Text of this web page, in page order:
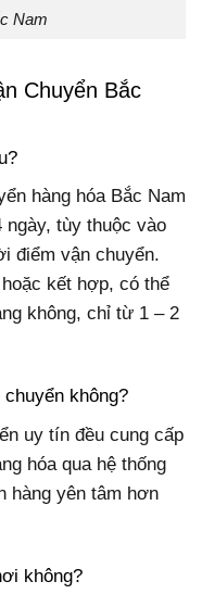
Nam
Chuyển Bắc
hàng hóa Bắc Nam
ngày, tùy thuộc vào
điểm vận chuyển.
kết hợp, có thể
không, chỉ từ 1 – 2
không?
uy tín đều cung cấp
hóa qua hệ thống
hàng yên tâm hơn
không?